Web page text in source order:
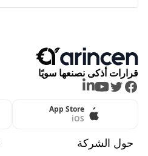
قرارات أذكى نصنعها سويًا
Facebook
Twitter
Youtube
LinkedIn
App Store
iOS
حول الشركة